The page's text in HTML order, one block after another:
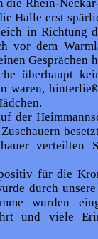
die Rhein-
Halle erst
in Richtung
vor dem
Gesprächen
überhaupt
waren,
der
verteilten
für die
durch
wurden
und viele